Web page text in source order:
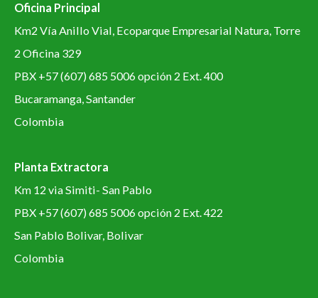
Oficina Principal
Km2 Vía Anillo Vial, Ecoparque Empresarial Natura, Torre
2 Oficina 329
PBX +57 (607) 685 5006 opción 2 Ext. 400
Bucaramanga, Santander
Colombia
Planta Extractora
Km 12 via Simiti- San Pablo
PBX +57 (607) 685 5006 opción 2 Ext. 422
San Pablo Bolivar, Bolivar
Colombia